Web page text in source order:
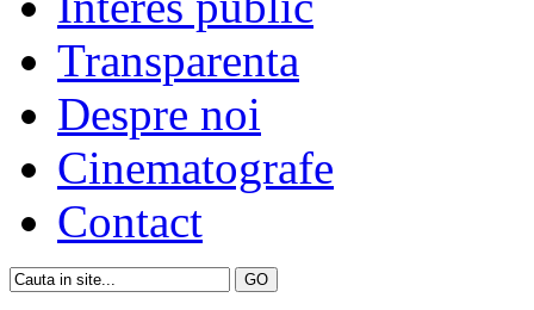
Transparenta
Despre noi
Cinematografe
Contact